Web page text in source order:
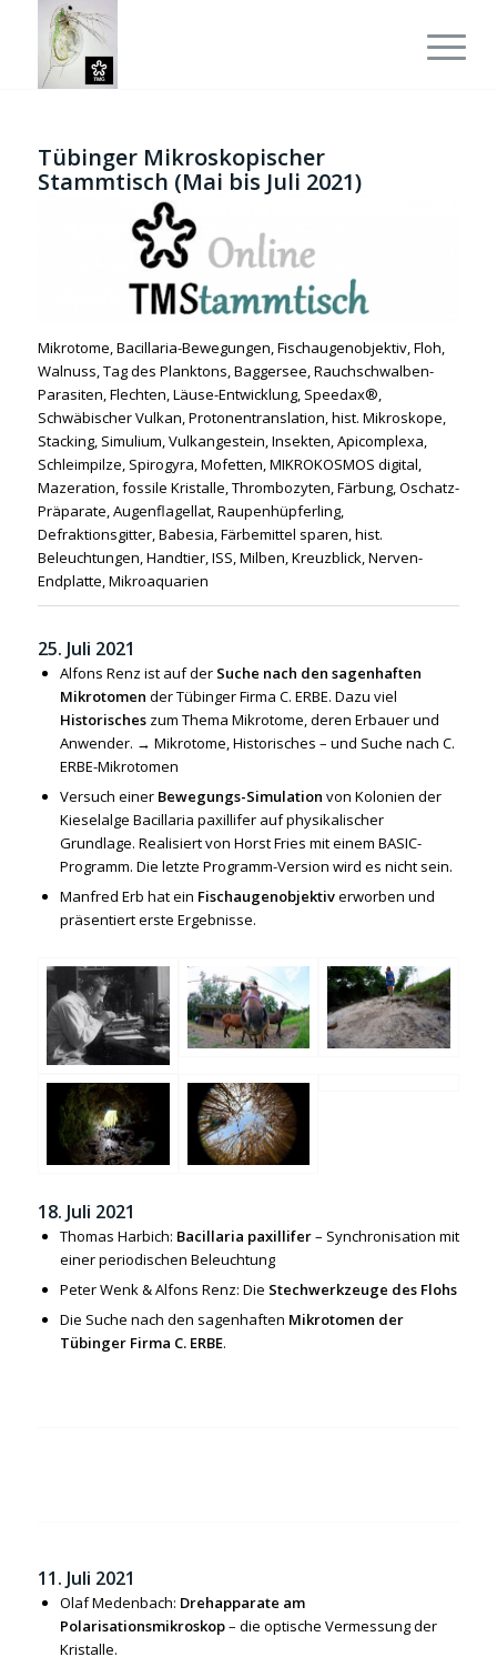
Tübinger Mikroskopischer
Stammtisch (Mai bis Juli 2021)
Mikrotome, Bacillaria-Bewegungen, Fischaugenobjektiv, Floh,
Walnuss, Tag des Planktons, Baggersee, Rauchschwalben-
Parasiten, Flechten, Läuse-Entwicklung, Speedax®,
Schwäbischer Vulkan, Protonentranslation, hist. Mikroskope,
Stacking, Simulium, Vulkangestein, Insekten, Apicomplexa,
Schleimpilze, Spirogyra, Mofetten, MIKROKOSMOS digital,
Mazeration, fossile Kristalle, Thrombozyten, Färbung, Oschatz-
Präparate, Augenflagellat, Raupenhüpferling,
Defraktionsgitter, Babesia, Färbemittel sparen, hist.
Beleuchtungen, Handtier, ISS, Milben, Kreuzblick, Nerven-
Endplatte, Mikroaquarien
25. Juli 2021
Alfons Renz ist auf der Suche nach den sagenhaften
Mikrotomen der Tübinger Firma C. ERBE. Dazu viel
Historischeszum Thema Mikrotome, deren Erbauer und
Anwender. → Mikrotome, Historisches – und Suche nach C.
ERBE-Mikrotomen
Versuch einer Bewegungs-Simulation von Kolonien der
Kieselalge Bacillaria paxilliferauf physikalischer
Grundlage. Realisiert von Horst Fries mit einem BASIC-
Programm. Die letzte Programm-Version wird es nicht sein.
Manfred Erb hat ein Fischaugenobjektiverworben und
präsentiert erste Ergebnisse.
18. Juli 2021
Thomas Harbich: Bacillaria paxillifer– Synchronisation mit
einer periodischen Beleuchtung
Peter Wenk & Alfons Renz: Die Stechwerkzeuge des Flohs
Die Suche nach den sagenhaften Mikrotomen der
Tübinger Firma C. ERBE.
11. Juli 2021
Olaf Medenbach: Drehapparate am
Polarisationsmikroskop– die optische Vermessung der
Kristalle.